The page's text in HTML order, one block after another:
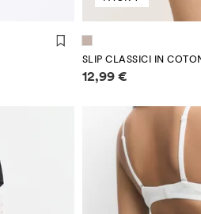
SLIP CLASSICI IN
Informazioni sui prezzi
12,99 €